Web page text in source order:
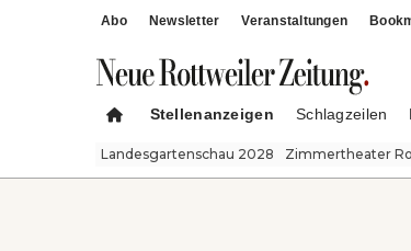
Abo Newsletter Veranstaltungen
Stellenanzeigen Schlagzeilen
Landesgartenschau 2028 Zimmertheater